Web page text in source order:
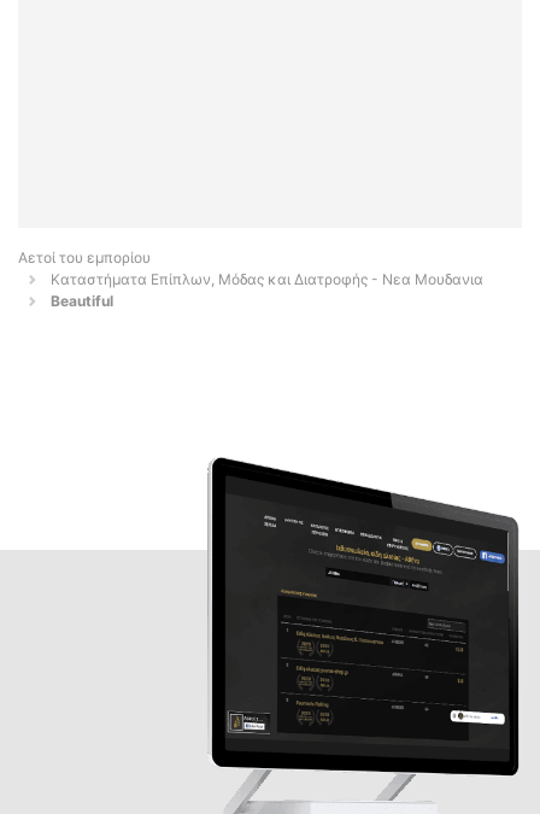
Αετοί του εμπορίου
Καταστήματα Επίπλων, Μόδας και Διατροφής - Νεα Μουδανια
Beautiful